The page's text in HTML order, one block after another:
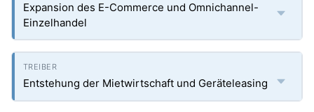
Expansion des E-Commerce und Omnichannel-
Einzelhandel
Entstehung der Mietwirtschaft und Geräteleasing